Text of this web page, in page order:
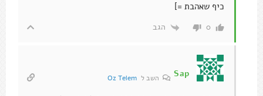
כיף שאהבת =]
0 הגב
Sap השב לOz Telem